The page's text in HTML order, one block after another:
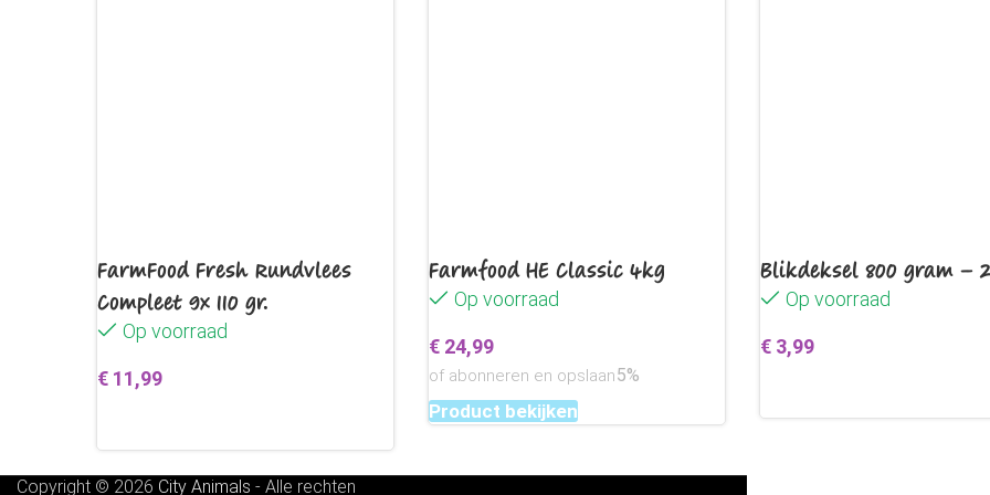
Meet de ruglengte van
FarmFood Fresh Rundvlees
Compleet 9x 110 gr.
Op voorraad
€ 11,99
Farmfood HE Classic 4kg
Op voorraad
€ 24,99
of abonneren en opslaan5%
Product bekijken
Blikdeksel 800 gram –
Op voorraad
€ 3,99
Copyright © 2026 City Animals - Alle rechten